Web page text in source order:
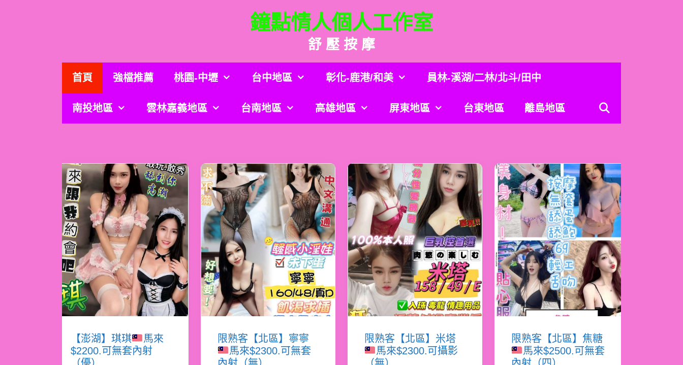
鐘點情人個人工作室
舒 壓 按 摩
首頁 強檔推薦 桃園-中壢 台中地區 彰化-鹿港/和美 員林-溪湖/二林/北斗/田中
南投地區 雲林嘉義地區 台南地區 高雄地區 屏東地區 台東地區 離島地區
【澎湖】琪琪
馬來
$2200.可無套內射
限熟客【北區】寧寧
馬來$2300.可無套
限熟客【北區】米塔
馬來$2300.可攝影
限熟客【北區】焦糖
馬來$2500.可無套